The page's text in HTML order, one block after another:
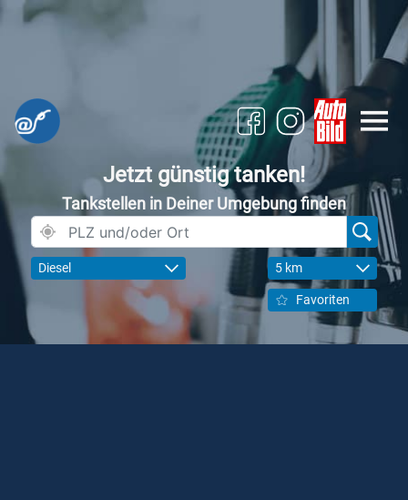
Jetzt günstig tanken!
Tankstellen in Deiner Umgebung finden
Diesel 5 km
Favoriten